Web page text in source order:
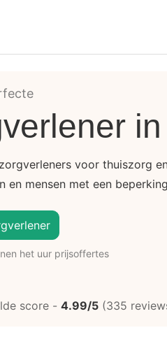
voor thuiszorg
en mensen met een
het uur prijsoffertes
score - 4.99/5 (335